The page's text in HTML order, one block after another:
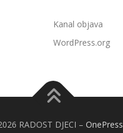
Kanal objava
WordPress.org
RADOST DJECI – OnePress